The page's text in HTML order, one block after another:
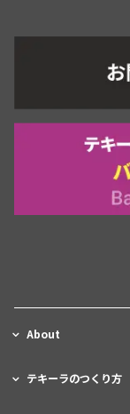
About
テキーラのつくり方